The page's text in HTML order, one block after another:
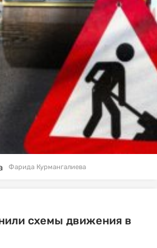
Фарида Курмангалиева
схемы движения в